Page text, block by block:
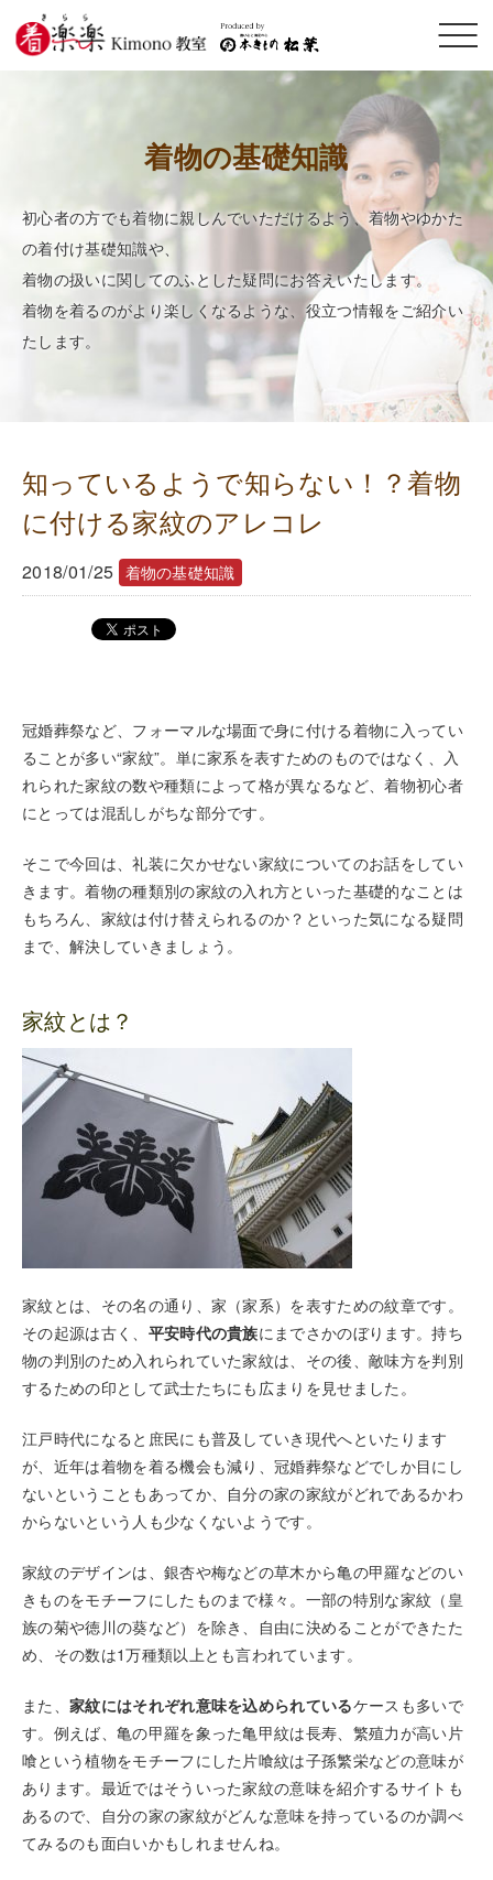
メニ
ュー
開閉
着物の基礎知識
初心者の方でも着物に親しんでいただけるよう、着物やゆかた
の着付け基礎知識や、
着物の扱いに関してのふとした疑問にお答えいたします。
着物を着るのがより楽しくなるような、役立つ情報をご紹介い
たします。
知っているようで知らない！？着物
に付ける家紋のアレコレ
2018/01/25 着物の基礎知識
冠婚葬祭など、フォーマルな場面で身に付ける着物に入ってい
ることが多い“家紋”。単に家系を表すためのものではなく、入
れられた家紋の数や種類によって格が異なるなど、着物初心者
にとっては混乱しがちな部分です。
そこで今回は、礼装に欠かせない家紋についてのお話をしてい
きます。着物の種類別の家紋の入れ方といった基礎的なことは
もちろん、家紋は付け替えられるのか？といった気になる疑問
まで、解決していきましょう。
家紋とは？
家紋とは、その名の通り、家（家系）を表すための紋章です。
その起源は古く、 平安時代の貴族にまでさかのぼります。持ち
物の判別のため入れられていた家紋は、その後、敵味方を判別
するための印として武士たちにも広まりを見せました。
江戸時代になると庶民にも普及していき現代へといたります
が、近年は着物を着る機会も減り、冠婚葬祭などでしか目にし
ないということもあってか、自分の家の家紋がどれであるかわ
からないという人も少なくないようです。
家紋のデザインは、銀杏や梅などの草木から亀の甲羅などのい
きものをモチーフにしたものまで様々。一部の特別な家紋（皇
族の菊や徳川の葵など）を除き、自由に決めることができたた
め、その数は1万種類以上とも言われています。
また、 家紋にはそれぞれ意味を込められているケースも多いで
す。例えば、亀の甲羅を象った亀甲紋は長寿、繁殖力が高い片
喰という植物をモチーフにした片喰紋は子孫繁栄などの意味が
あります。最近ではそういった家紋の意味を紹介するサイトも
あるので、自分の家の家紋がどんな意味を持っているのか調べ
てみるのも面白いかもしれませんね。